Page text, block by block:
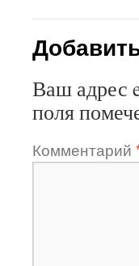
Ваш адрес
поля
Комментарий